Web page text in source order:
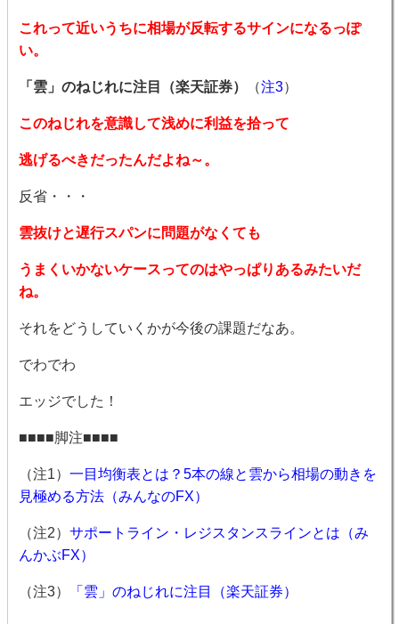
これって近いうちに相場が反転するサインになるっぽ
い。
「雲」のねじれに注目（楽天証券） （注3）
このねじれを意識して浅めに利益を拾って
逃げるべきだったんだよね～。
反省・・・
雲抜けと遅行スパンに問題がなくても
うまくいかないケースってのはやっぱりあるみたいだ
ね。
それをどうしていくかが今後の課題だなあ。
でわでわ
エッジでした！
■■■■脚注■■■■
（注1） 一目均衡表とは？5本の線と雲から相場の動きを
見極める方法（みんなのFX）
（注2） サポートライン・レジスタンスラインとは（み
んかぶFX）
（注3） 「雲」のねじれに注目（楽天証券）